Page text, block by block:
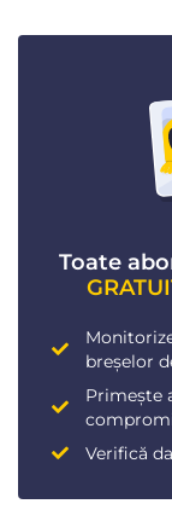
Toate
breșelor
Primește
Verifică